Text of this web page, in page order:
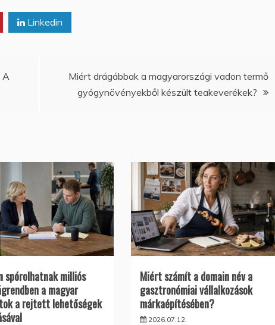
Linkedin
A
Miért drágábbak a magyarországi vadon termő
gyógynövényekből készült teakeverékek?
spórolhatnak milliós
a magyar
a rejtett lehetőségek
Miért számít a domain név a
gasztronómiai vállalkozások
márkaépítésében?
2026.07.12.